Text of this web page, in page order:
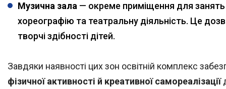
Музична зала — окреме приміщення для
хореографію та театральну діяльність. Це
творчі здібності дітей.
Завдяки наявності цих зон освітній комплекс
фізичної активності й креативної самореалізації